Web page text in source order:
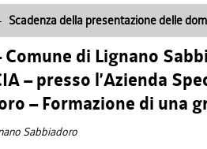
Scadenza della presentazione delle
di Lignano
– presso l’Azienda
– Formazione di una
Sabbiadoro